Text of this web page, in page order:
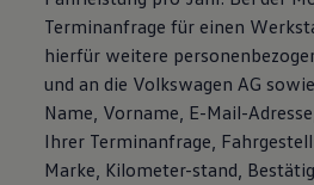
Terminanfrage für einen
hierfür weitere
und an die Volkswagen AG
Name, Vorname, E-Mail-
Ihrer Terminanfrage,
Marke, Kilometer-stand,